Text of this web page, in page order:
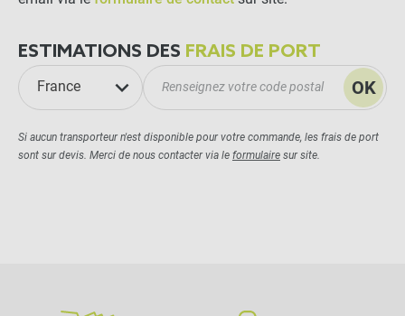
ESTIMATIONS DES FRAIS DE PORT
France OK
Si aucun transporteur n'est disponible pour votre commande, les frais de port
sont sur devis. Merci de nous contacter via le formulaire sur site.